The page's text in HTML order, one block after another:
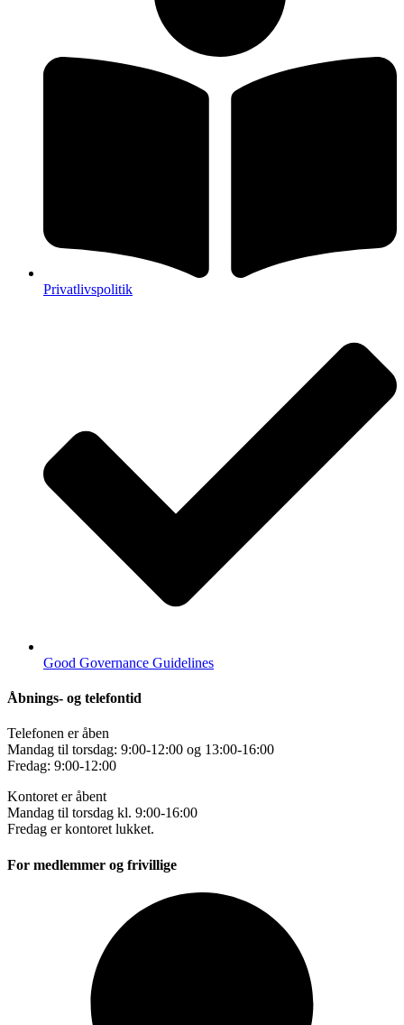
Privatlivspolitik
Good Governance Guidelines
Åbnings- og telefontid
Telefonen er åben
Mandag til torsdag: 9:00-12:00 og 13:00-16:00
Fredag: 9:00-12:00
Kontoret er åbent
Mandag til torsdag kl. 9:00-16:00
Fredag er kontoret lukket.
For medlemmer og frivillige